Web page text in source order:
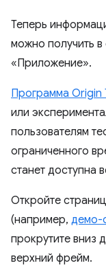
Теперь
можно получить
«Приложение».
Программа Origin
или
пользователям
ограниченного
станет доступна
Откройте
(например, демо-
прокрутите вниз
верхний фрейм.